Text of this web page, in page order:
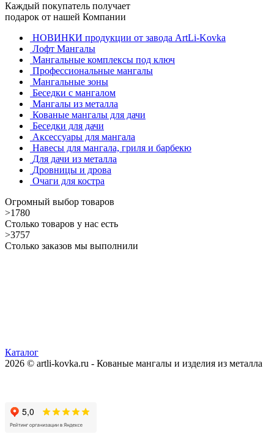
Каждый покупатель получает
подарок от нашей Компании
НОВИНКИ продукции от завода ArtLi-Kovka
Лофт Мангалы
Мангальные комплексы под ключ
Профессиональные мангалы
Мангальные зоны
Беседки с мангалом
Мангалы из металла
Кованые мангалы для дачи
Беседки для дачи
Аксессуары для мангала
Навесы для мангала, гриля и барбекю
Для дачи из металла
Дровницы и дрова
Очаги для костра
Огромный выбор товаров
>1780
Столько товаров у нас есть
>3757
Столько заказов мы выполнили
Каталог
2026 © artli-kovka.ru - Кованые мангалы и изделия из металла